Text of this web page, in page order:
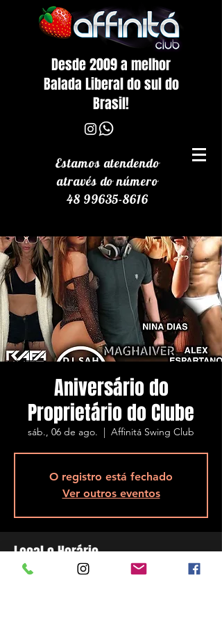
Desde 2009 a melhor
Balada Liberal do sul do
Brasil!
Estamos atendendo
atravésdo número
48 99635-8616
Aniversário do
Proprietário do Clube
sáb., 06 de ago.
  |
Affinitá Swing Club
O registro está fechado
Ver outros eventos
Local e Horário
06 de ago. de 2022, 23:00